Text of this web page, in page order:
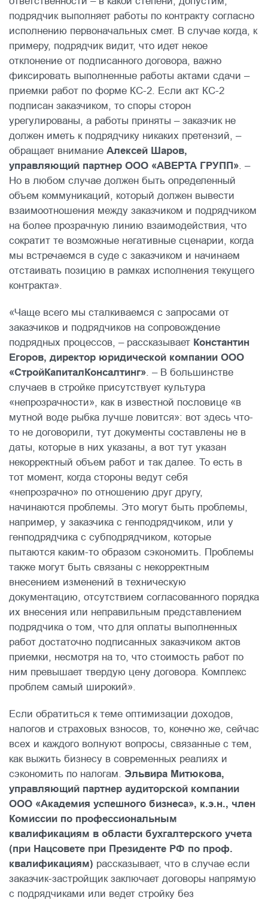
подрядчик выполняет работы по контракту согласно
исполнению первоначальных смет. В случае когда, к
примеру, подрядчик видит, что идет некое
отклонение от подписанного договора, важно
фиксировать выполненные работы актами сдачи –
приемки работ по форме КС-2. Если акт КС-2
подписан заказчиком, то споры сторон
урегулированы, а работы приняты – заказчик не
должен иметь к подрядчику никаких претензий, –
обращает внимание Алексей Шаров,
управляющий партнер ООО «АВЕРТА ГРУПП» . –
Но в любом случае должен быть определенный
объем коммуникаций, который должен вывести
взаимоотношения между заказчиком и подрядчиком
на более прозрачную линию взаимодействия, что
сократит те возможные негативные сценарии, когда
мы встречаемся в суде с заказчиком и начинаем
отстаивать позицию в рамках исполнения текущего
контракта».
«Чаще всего мы сталкиваемся с запросами от
заказчиков и подрядчиков на сопровождение
подрядных процессов, – рассказывает Константин
Егоров, директор юридической компании ООО
«СтройКапиталКонсалтинг» . – В большинстве
случаев в стройке присутствует культура
«непрозрачности», как в известной пословице «в
мутной воде рыбка лучше ловится»: вот здесь что-
то не договорили, тут документы составлены не в
даты, которые в них указаны, а вот тут указан
некорректный объем работ и так далее. То есть в
тот момент, когда стороны ведут себя
«непрозрачно» по отношению друг другу,
начинаются проблемы. Это могут быть проблемы,
например, у заказчика с генподрядчиком, или у
генподрядчика с субподрядчиком, которые
пытаются каким-то образом сэкономить. Проблемы
также могут быть связаны с некорректным
внесением изменений в техническую
документацию, отсутствием согласованного порядка
их внесения или неправильным представлением
подрядчика о том, что для оплаты выполненных
работ достаточно подписанных заказчиком актов
приемки, несмотря на то, что стоимость работ по
ним превышает твердую цену договора. Комплекс
проблем самый широкий».
Если обратиться к теме оптимизации доходов,
налогов и страховых взносов, то, конечно же, сейчас
всех и каждого волнуют вопросы, связанные с тем,
как выжить бизнесу в современных реалиях и
сэкономить по налогам. Эльвира Митюкова,
управляющий партнер аудиторской компании
ООО «Академия успешного бизнеса», к.э.н., член
Комиссии по профессиональным
квалификациям в области бухгалтерского учета
(при Нацсовете при Президенте РФ по проф.
квалификациям) рассказывает, что в случае если
заказчик-застройщик заключает договоры напрямую
с подрядчиками или ведет стройку без